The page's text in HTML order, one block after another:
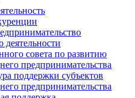
совета по развитию
предпринимательства
поддержки субъектов
предпринимательства